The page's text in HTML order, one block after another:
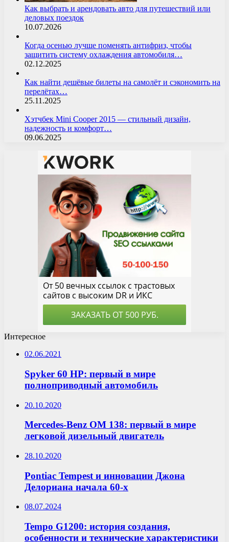
Как выбрать и арендовать авто для путешествий или
деловых поездок
10.07.2026
Когда осенью лучше поменять антифриз, чтобы
защитить систему охлаждения автомобиля…
02.12.2025
Как найти дешёвые билеты на самолёт и сэкономить на
перелётах…
25.11.2025
Хэтчбек Mini Cooper 2015 — стильный дизайн,
надежность и комфорт…
09.06.2025
Интересное
02.06.2021
Spyker 60 HP: первый в мире
полноприводный автомобиль
20.10.2020
Mercedes-Benz OM 138: первый в мире
легковой дизельный двигатель
28.10.2020
Pontiac Tempest и инновации Джона
Делориана начала 60-х
08.07.2024
Tempo G1200: история создания,
особенности и технические характеристики